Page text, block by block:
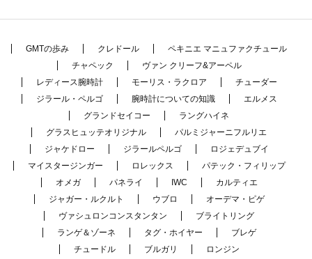
GMTの歩み クレドール
ペキニエ マニュファクチュール
チャペック
ヴァン クリーフ&アーペル
レディース腕時計
モーリス・ラクロア
チューダー
ジラール・ペルゴ
腕時計についての知識
エルメス
グランドセイコー
ラングハイネ
グラスヒュッテオリジナル
パルミジャーニフルリエ
ジャケドロー
ジラールペルゴ
ロジェデュブイ
マイスタージンガー
ロレックス
パテック・フィリップ
オメガ
パネライ IWC
カルティエ
ジャガー・ルクルト
ウブロ
オーデマ・ピゲ
ヴァシュロンコンスタンタン
ブライトリング
ランゲ＆ゾーネ
タグ・ホイヤー
ブレゲ
チュードル
ブルガリ
ロンジン